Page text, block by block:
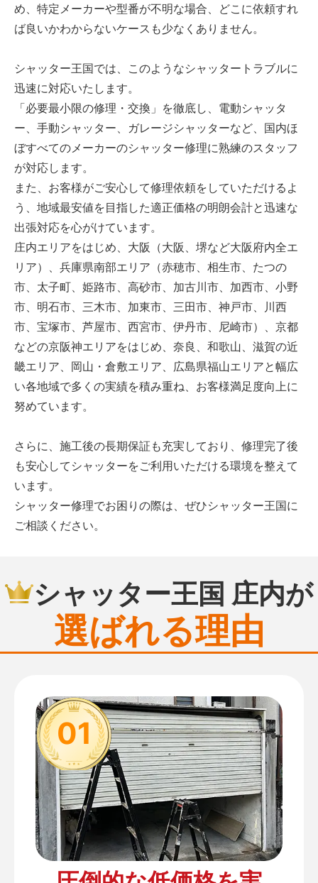
め、特定メーカーや型番が不明な場合、どこに依頼すれ
ば良いかわからないケースも少なくありません。
シャッター王国では、このようなシャッタートラブルに
迅速に対応いたします。
「必要最小限の修理・交換」を徹底し、電動シャッタ
ー、手動シャッター、ガレージシャッターなど、国内ほ
ぼすべてのメーカーのシャッター修理に熟練のスタッフ
が対応します。
また、お客様がご安心して修理依頼をしていただけるよ
う、地域最安値を目指した適正価格の明朗会計と迅速な
出張対応を心がけています。
庄内エリアをはじめ、大阪（大阪、堺など大阪府内全エ
リア）、兵庫県南部エリア（赤穂市、相生市、たつの
市、太子町、姫路市、高砂市、加古川市、加西市、小野
市、明石市、三木市、加東市、三田市、神戸市、川西
市、宝塚市、芦屋市、西宮市、伊丹市、尼崎市）、京都
などの京阪神エリアをはじめ、奈良、和歌山、滋賀の近
畿エリア、岡山・倉敷エリア、広島県福山エリアと幅広
い各地域で多くの実績を積み重ね、お客様満足度向上に
努めています。
さらに、施工後の長期保証も充実しており、修理完了後
も安心してシャッターをご利用いただける環境を整えて
います。
シャッター修理でお困りの際は、ぜひシャッター王国に
ご相談ください。
シャッター王国 庄内が
選ばれる理由
01